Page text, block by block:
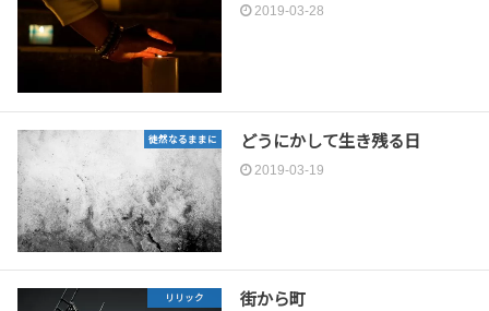
2019-03-28
徒然なるままに どうにかして生き残る日
2019-03-19
リリック 街から町